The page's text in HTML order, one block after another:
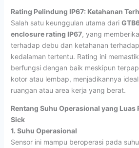
Rating Pelindung IP67: Ketahanan
Salah satu keunggulan utama dari
enclosure rating IP67, yang
terhadap debu dan ketahanan
kedalaman tertentu. Rating ini
berfungsi dengan baik meskipun
kotor atau lembap, menjadikannya
ruangan atau area kerja yang berat.
Rentang Suhu Operasional yang Luas
Sick
1. Suhu Operasional
Sensor ini mampu beroperasi pada